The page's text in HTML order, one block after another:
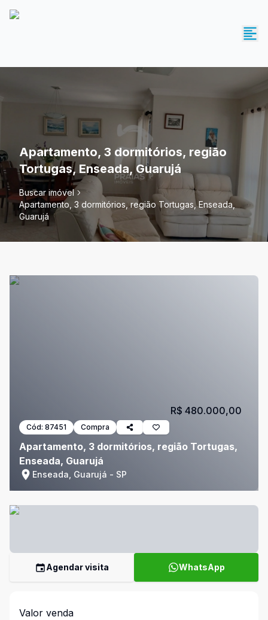
Apartamento, 3 dormitórios, região
Tortugas, Enseada, Guarujá
Buscar imóvel
Apartamento, 3 dormitórios, região Tortugas, Enseada,
Guarujá
Cód: 87451 Compra
Apartamento, 3 dormitórios, região Tortugas,
Enseada, Guarujá
Enseada, Guarujá - SP
R$ 480.000,00
Agendar visita WhatsApp
Valor venda